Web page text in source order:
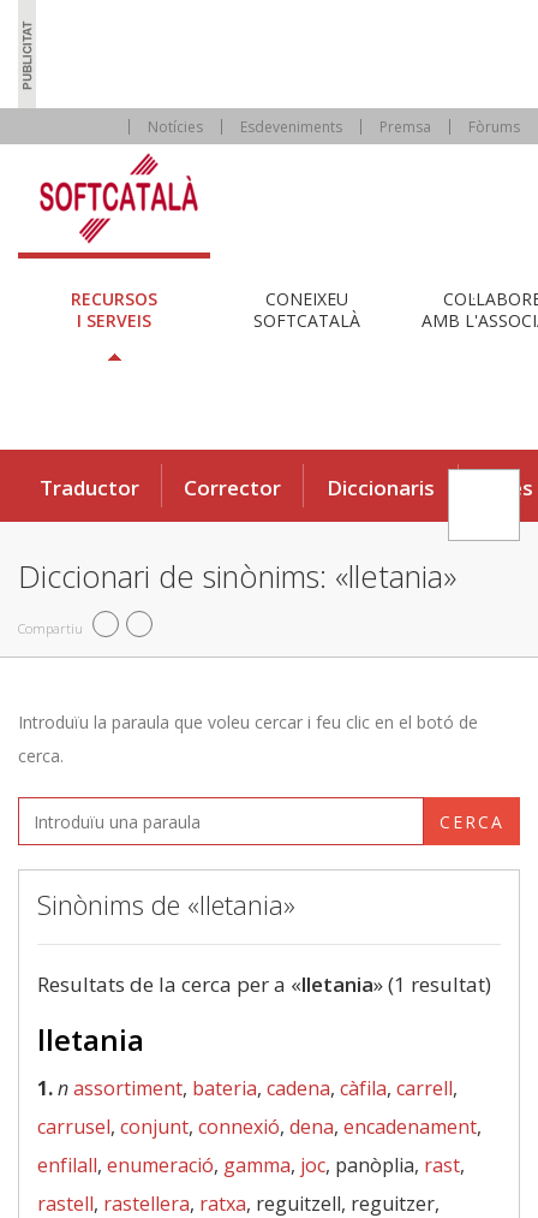
Notícies Esdeveniments Premsa Fòrums
RECURSOS
I SERVEIS
CONEIXEU
SOFTCATALÀ
AMB
Traductor Corrector Diccionaris Eines
Diccionari de sinònims: «lletania»
Compartiu
Introduïu la paraula que voleu cercar i feu clic en el botó de
cerca.
CERCA
Sinònims de «lletania»
Resultats de la cerca per a «lletania» (1 resultat)
lletania
1.nassortiment, bateria, cadena, càfila, carrell,
carrusel, conjunt, connexió, dena, encadenament,
enfilall, enumeració, gamma, joc, panòplia, rast,
rastell, rastellera, ratxa, reguitzell, reguitzer,